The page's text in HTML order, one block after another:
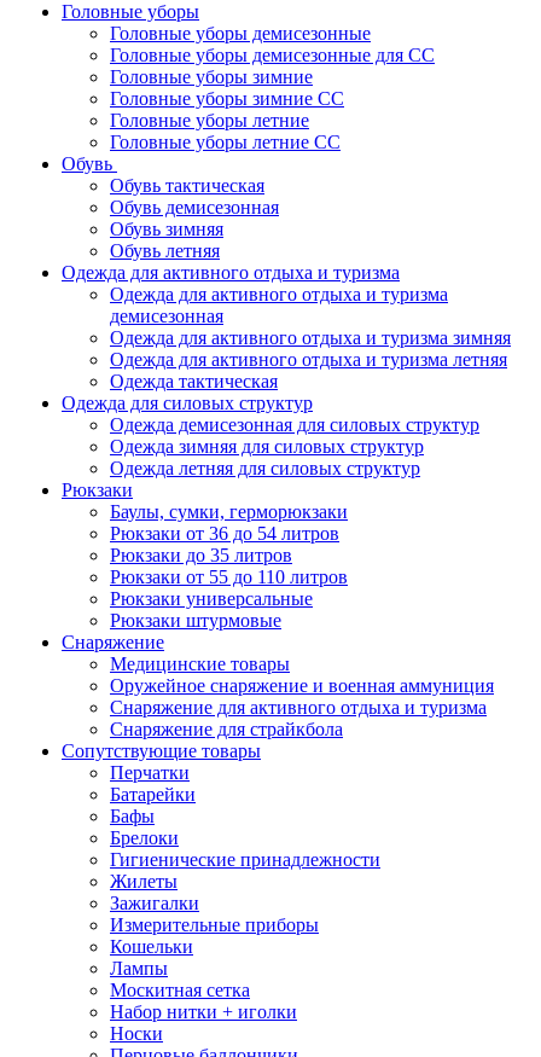
Головные уборы
Головные уборы демисезонные
Головные уборы демисезонные для СС
Головные уборы зимние
Головные уборы зимние СС
Головные уборы летние
Головные уборы летние СС
Обувь
Обувь тактическая
Обувь демисезонная
Обувь зимняя
Обувь летняя
Одежда для активного отдыха и туризма
Одежда для активного отдыха и туризма
демисезонная
Одежда для активного отдыха и туризма зимняя
Одежда для активного отдыха и туризма летняя
Одежда тактическая
Одежда для силовых структур
Одежда демисезонная для силовых структур
Одежда зимняя для силовых структур
Одежда летняя для силовых структур
Рюкзаки
Баулы, сумки, герморюкзаки
Рюкзаки от 36 до 54 литров
Рюкзаки до 35 литров
Рюкзаки от 55 до 110 литров
Рюкзаки универсальные
Рюкзаки штурмовые
Снаряжение
Медицинские товары
Оружейное снаряжение и военная аммуниция
Снаряжение для активного отдыха и туризма
Снаряжение для страйкбола
Сопутствующие товары
Перчатки
Батарейки
Бафы
Брелоки
Гигиенические принадлежности
Жилеты
Зажигалки
Измерительные приборы
Кошельки
Лампы
Москитная сетка
Набор нитки + иголки
Носки